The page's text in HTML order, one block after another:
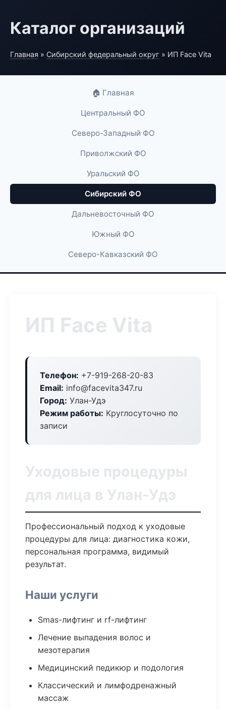
Каталог организаций
Главная » Сибирский федеральный округ » ИП Face Vita
🏠 Главная
Центральный ФО
Северо-Западный ФО
Приволжский ФО
Уральский ФО
Сибирский ФО
Дальневосточный ФО
Южный ФО
Северо-Кавказский ФО
ИП Face Vita
Телефон: +7-919-268-20-83
Email: info@facevita347.ru
Город: Улан-Удэ
Режим работы: Круглосуточно по
записи
Уходовые процедуры
для лица в Улан-Удэ
Профессиональный подход к уходовые
процедуры для лица: диагностика кожи,
персональная программа, видимый
результат.
Наши услуги
Smas-лифтинг и rf-лифтинг
Лечение выпадения волос и
мезотерапия
Медицинский педикюр и подология
Классический и лимфодренажный
массаж